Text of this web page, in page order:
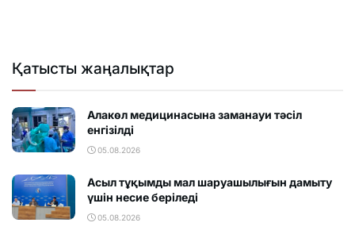
Қатысты жаңалықтар
Алакөл медицинасына заманауи тәсіл
енгізілді
05.08.2026
Асыл тұқымды мал шаруашылығын дамыту
үшін несие беріледі
05.08.2026